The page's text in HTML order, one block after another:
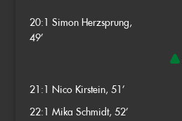
20:1 Simon Herzsprung,
49’
21:1 Nico Kirstein, 51’
22:1 Mika Schmidt, 52’